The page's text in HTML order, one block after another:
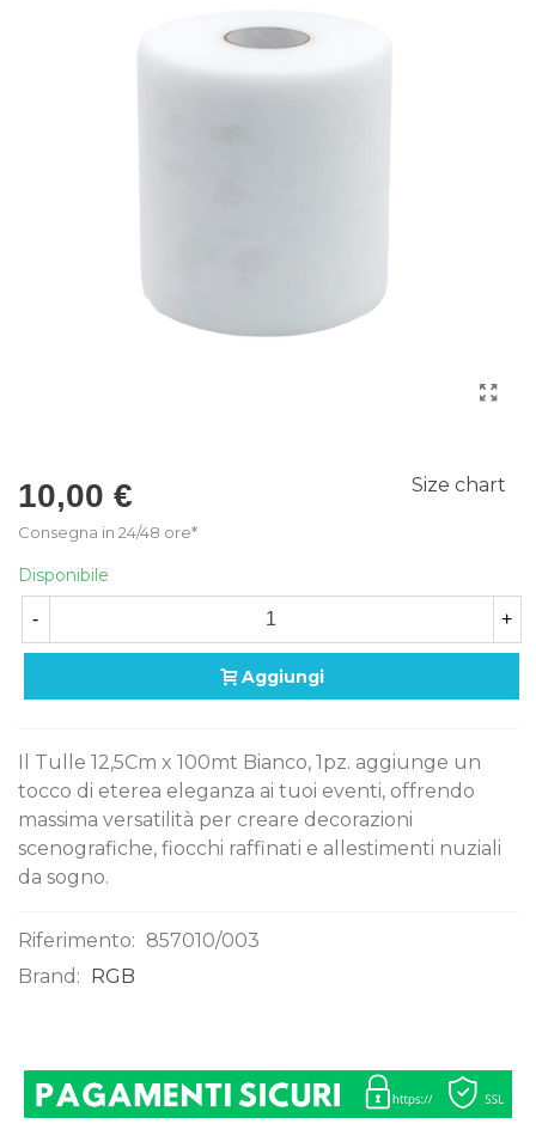
10,00 €
Consegna in 24/48 ore*
Size chart
Disponibile
- +
Aggiungi
Il Tulle 12,5Cm x 100mt Bianco, 1pz. aggiunge un
tocco di eterea eleganza ai tuoi eventi, offrendo
massima versatilità per creare decorazioni
scenografiche, fiocchi raffinati e allestimenti nuziali
da sogno.
Riferimento: 857010/003
Brand:
RGB